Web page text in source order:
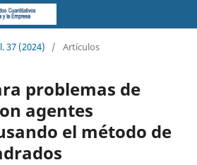
37 (2024) / Artículos
problemas de
agentes
el método de